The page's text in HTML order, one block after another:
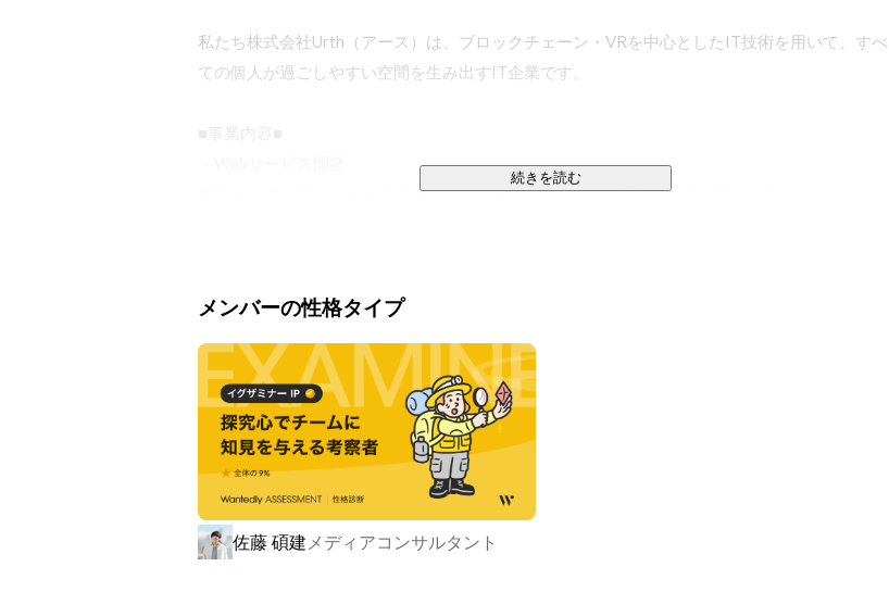
私たち株式会社Urth（アース）は、ブロックチェーン・VRを中心としたIT技術を用いて、すべ
ての個人が過ごしやすい空間を生み出すIT企業です。
建築士や建築デザイナーのプラットフォーム「7kake」を開発・運営しています。
・NFT／ブロックチェーン事業
建築にブロックチェーン技術を導入するための研究・開発を行っています。
■プロダクトラインナップ■
・metatell
企業様の新しい働き方を支えるメタバース空間を提供します。メタバース空間を用い、コミュ
ニケーションの取れる新しいウェブページを作成することが可能です。
続きを読む
メンバーの性格タイプ
佐藤 碩建 メディアコンサルタント